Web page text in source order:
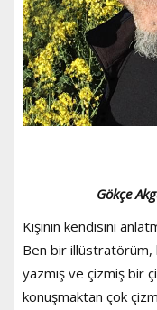
- Gökçe
Kişinin kendisini
Ben bir illüstratörüm,
yazmış ve çizmiş bir
konuşmaktan çok